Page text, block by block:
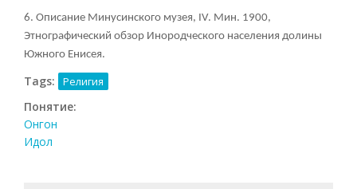
6. Описание Минусинского музея, IV. Мин. 1900,
Этнографический обзор Инородческого населения долины
Южного Енисея.
Tags: Религия
Понятие:
Онгон
Идол